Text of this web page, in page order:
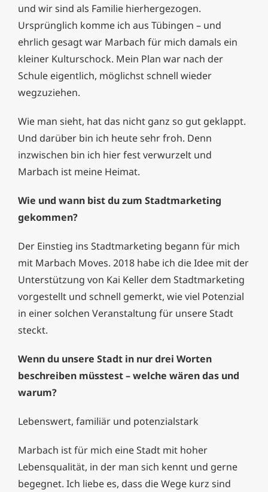
und wir sind als Familie hierhergezogen.
Ursprünglich komme ich aus Tübingen – und
ehrlich gesagt war Marbach für mich damals ein
kleiner Kulturschock. Mein Plan war nach der
Schule eigentlich, möglichst schnell wieder
wegzuziehen.
Wie man sieht, hat das nicht ganz so gut geklappt.
Und darüber bin ich heute sehr froh. Denn
inzwischen bin ich hier fest verwurzelt und
Marbach ist meine Heimat.
Wie und wann bist du zum Stadtmarketing
gekommen?
Der Einstieg ins Stadtmarketing begann für mich
mit Marbach Moves. 2018 habe ich die Idee mit der
Unterstützung von Kai Keller dem Stadtmarketing
vorgestellt und schnell gemerkt, wie viel Potenzial
in einer solchen Veranstaltung für unsere Stadt
steckt.
Wenn du unsere Stadt in nur drei Worten
beschreiben müsstest – welche wären das und
warum?
Lebenswert, familiär und potenzialstark
Marbach ist für mich eine Stadt mit hoher
Lebensqualität, in der man sich kennt und gerne
begegnet. Ich liebe es, dass die Wege kurz sind